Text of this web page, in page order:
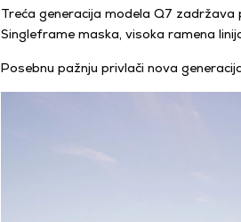
Treća generacija modela Q7
Singleframe maska, visoka ramena
Posebnu pažnju privlači nova